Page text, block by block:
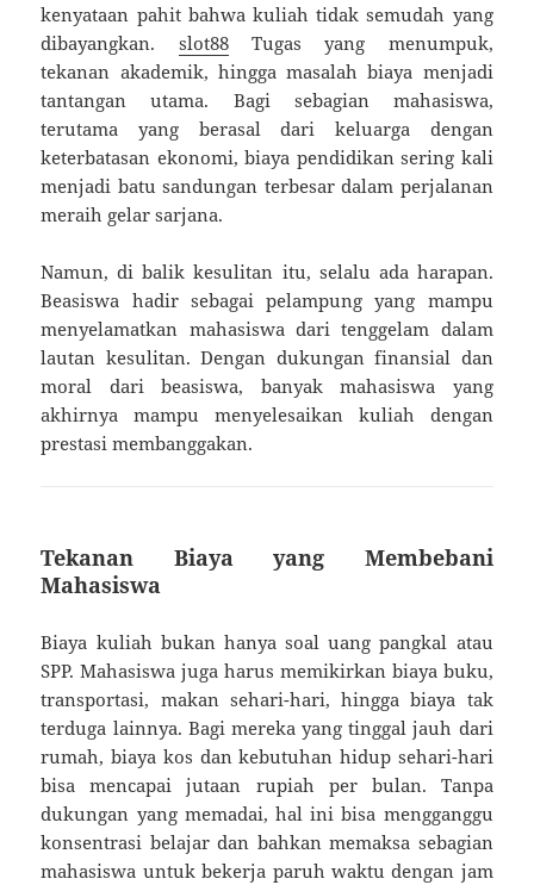
kenyataan pahit bahwa kuliah tidak semudah yang
dibayangkan. slot88Tugas yang menumpuk,
tekanan akademik, hingga masalah biaya menjadi
tantangan utama. Bagi sebagian mahasiswa,
terutama yang berasal dari keluarga dengan
keterbatasan ekonomi, biaya pendidikan sering kali
menjadi batu sandungan terbesar dalam perjalanan
meraih gelar sarjana.
Namun, di balik kesulitan itu, selalu ada harapan.
Beasiswa hadir sebagai pelampung yang mampu
menyelamatkan mahasiswa dari tenggelam dalam
lautan kesulitan. Dengan dukungan finansial dan
moral dari beasiswa, banyak mahasiswa yang
akhirnya mampu menyelesaikan kuliah dengan
prestasi membanggakan.
Tekanan Biaya yang Membebani
Mahasiswa
Biaya kuliah bukan hanya soal uang pangkal atau
SPP. Mahasiswa juga harus memikirkan biaya buku,
transportasi, makan sehari-hari, hingga biaya tak
terduga lainnya. Bagi mereka yang tinggal jauh dari
rumah, biaya kos dan kebutuhan hidup sehari-hari
bisa mencapai jutaan rupiah per bulan. Tanpa
dukungan yang memadai, hal ini bisa mengganggu
konsentrasi belajar dan bahkan memaksa sebagian
mahasiswa untuk bekerja paruh waktu dengan jam